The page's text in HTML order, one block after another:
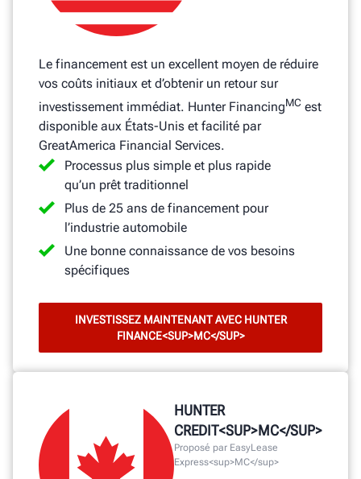
Le financement est un excellent moyen de réduire
vos coûts initiaux et d’obtenir un retour sur
investissement immédiat. Hunter FinancingMC est
disponible aux États-Unis et facilité par
GreatAmerica Financial Services.
Processus plus simple et plus rapide
qu’un prêt traditionnel
Plus de 25 ans de financement pour
l’industrie automobile
Une bonne connaissance de vos besoins
spécifiques
INVESTISSEZ MAINTENANT AVEC HUNTER
FINANCE<SUP>MC</SUP>
HUNTER
CREDIT<SUP>MC</SUP>
Proposé par EasyLease
Express<sup>MC</sup>